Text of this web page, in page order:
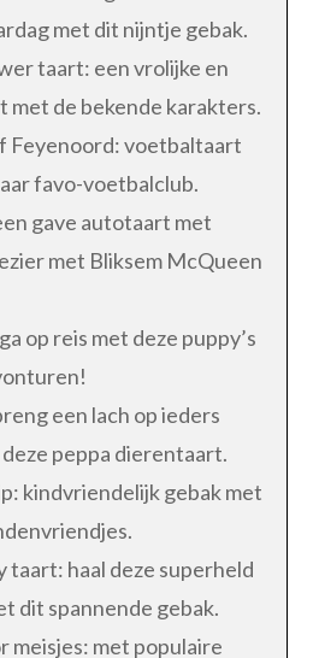
met dit nijntje gebak.
taart: een vrolijke en
met de bekende karakters.
Feyenoord: voetbaltaart
favo-voetbalclub.
gave autotaart met
met Bliksem McQueen
op reis met deze puppy’s
een lach op ieders
peppa dierentaart.
kindvriendelijk gebak met
taart: haal deze superheld
dit spannende gebak.
meisjes: met populaire